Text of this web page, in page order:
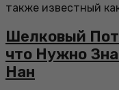
также известный
Шелковый
что Нужно
Нан